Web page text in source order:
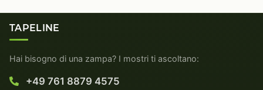
TAPELINE
Hai bisogno di una zampa? I mostri ti ascoltano:
+49 761 8879 4575